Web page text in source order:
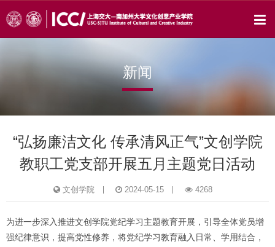
新闻
“弘扬廉洁文化 传承清风正气”文创学院
教职工党支部开展五月主题党日活动
文创学院 2024-05-15 4268
为进一步深入推进文创学院党纪学习主题教育开展，引导全体党员增
强纪律意识，提高党性修养，将党纪学习教育融入日常、学用结合，